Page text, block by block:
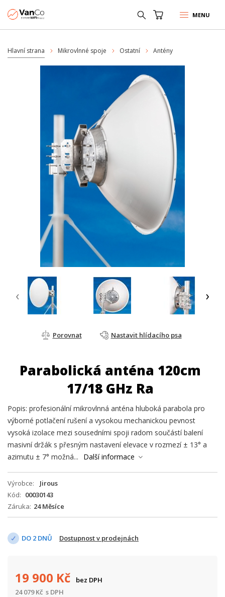
MENU
Hlavní strana Mikrovlnné spoje Ostatní Antény
‹ ›
Porovnat Nastavit hlídacího psa
Parabolická anténa 120cm
17/18 GHz Ra
Popis: profesionální mikrovlnná anténa hluboká parabola pro
výborné potlačení rušení a vysokou mechanickou pevnost
vysoká izolace mezi sousedními spoji radom součástí balení
masivní držák s přesným nastavení elevace v rozmezí ± 13° a
azimutu ± 7° možná...
Další informace
Výrobce
Jirous
Kód
00030143
Záruka 24 Měsíce
DO 2 DNŮ Dostupnost v prodejnách
19 900 Kč
bez DPH
24 079Kč s DPH